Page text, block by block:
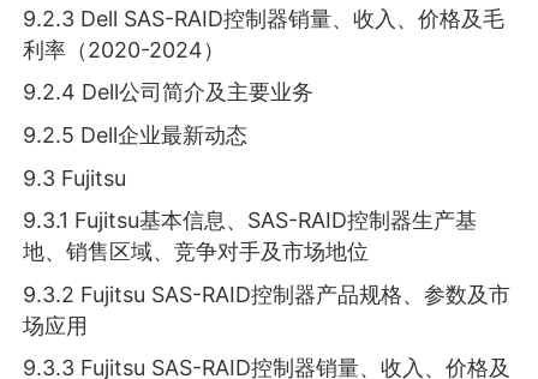
9.2.3 Dell SAS-RAID控制器销量、收入、价格及毛
利率（2020-2024）
9.2.4 Dell公司简介及主要业务
9.2.5 Dell企业最新动态
9.3 Fujitsu
9.3.1 Fujitsu基本信息、SAS-RAID控制器生产基
地、销售区域、竞争对手及市场地位
9.3.2 Fujitsu SAS-RAID控制器产品规格、参数及市
场应用
9.3.3 Fujitsu SAS-RAID控制器销量、收入、价格及